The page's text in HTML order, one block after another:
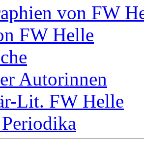
von FW
FW Helle
Autorinnen
Lit. FW Helle